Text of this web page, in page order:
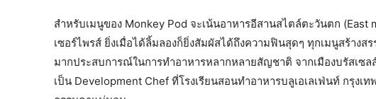
สำหรับเมนูของ Monkey Pod จะเน้นอาหารอีสานสไตล์ตะวันตก
เซอร์ไพรส์ ยิ่งเมื่อได้ลิ้มลองก็ยิ่งสัมผัสได้ถึงความฟินสุดๆ ทุกเมนูสร้างส
มากประสบการณ์ในการทำอาหารหลากหลายสัญชาติ จากเมืองบรัสเซ
เป็น Development Chef ที่โรงเรียนสอนทำอาหารบลูเอเลเฟ่นท์ กรุง